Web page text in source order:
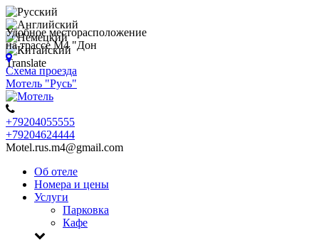
Translate
Удобное месторасположение
на трассе М4 "Дон
Схема проезда
Мотель "Русь"
+79204055555
+79204624444
Motel.rus.m4@gmail.com
Об отеле
Номера и цены
Услуги
Парковка
Кафе